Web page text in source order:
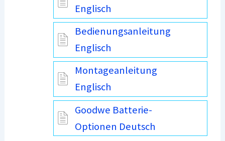
Englisch
Bedienungsanleitung
Englisch
Montageanleitung
Englisch
Goodwe Batterie-
Optionen Deutsch